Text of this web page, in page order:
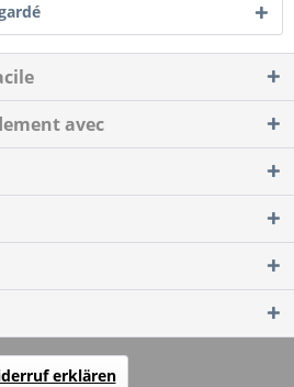
avec
erklären